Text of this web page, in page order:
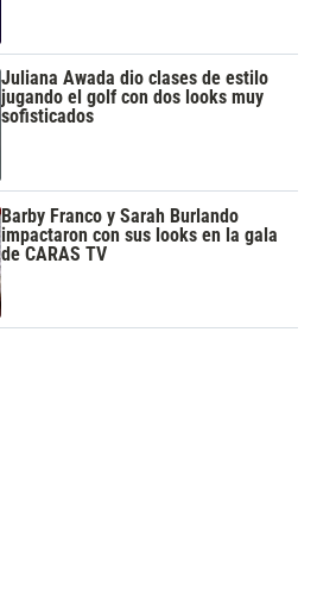
Juliana Awada dio clases de estilo
jugando el golf con dos looks muy
sofisticados
Barby Franco y Sarah Burlando
impactaron con sus looks en la gala
de CARAS TV